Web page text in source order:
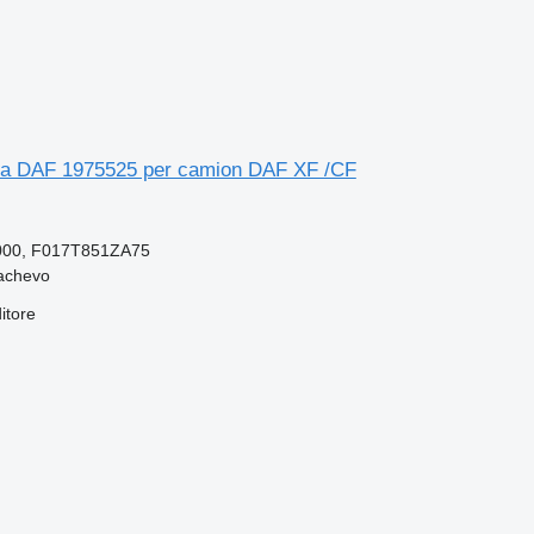
DAF 1975525 per camion DAF XF /CF
F017T851ZA75